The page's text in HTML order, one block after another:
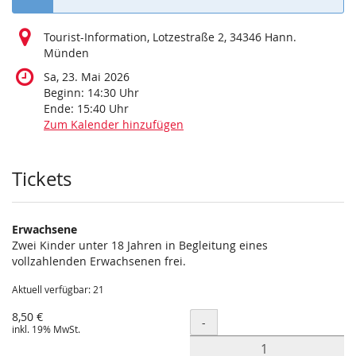
Tourist-Information, Lotzestraße 2, 34346 Hann.
Münden
Sa, 23. Mai 2026
Beginn: 14:30 Uhr
Ende: 15:40 Uhr
Zum Kalender hinzufügen
Produkte
Tickets
Erwachsene
Zwei Kinder unter 18 Jahren in Begleitung eines
vollzahlenden Erwachsenen frei.
Aktuell verfügbar: 21
8,50 €
inkl. 19% MwSt. Menge
-